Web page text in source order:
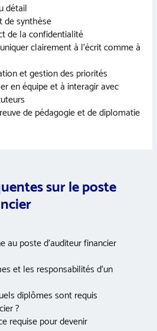
détail
de synthèse
de la confidentialité
clairement à l’écrit comme à
et gestion des priorités
en équipe et à interagir avec
de pédagogie et de diplomatie
sur le poste
au poste d’auditeur financier
et les responsabilités d’un
diplômes sont requis
?
requise pour devenir